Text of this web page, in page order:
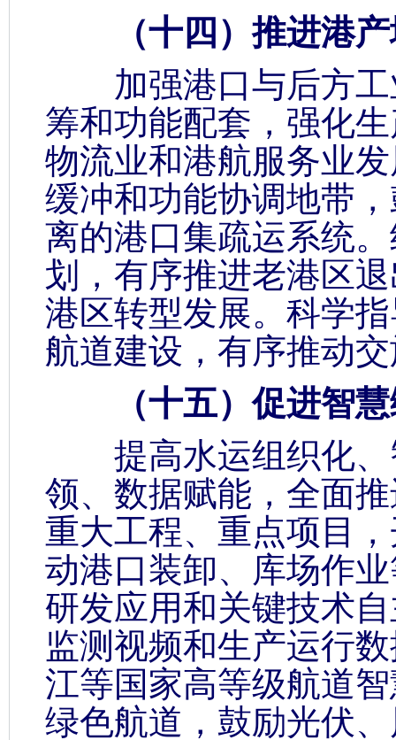
（十四）推进港产
加强港口与后方工
筹和功能配套，强化
物流业和港航服务业
缓冲和功能协调地带
离的港口集疏运系统
划，有序推进老港区
港区转型发展。科学
航道建设，有序推动
（十五）促进智慧
提高水运组织化、
领、数据赋能，全面
重大工程、重点项目
动港口装卸、库场作
研发应用和关键技术
监测视频和生产运行
江等国家高等级航道
绿色航道，鼓励光伏